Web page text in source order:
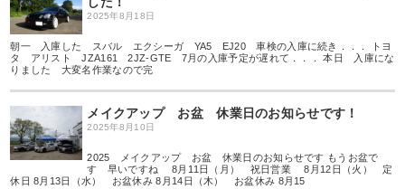
2025年8月18日
朝一 入庫した スバル エクシーガ YA5 EJ20 車検の入庫に続き．．． トヨ
タ アリスト JZA161 2JZ-GTE 7月の入庫予定が遅れて．．． 本日 入庫にな
りました 大変名作業なので完
メイクアップ お盆 休業日のお知らせです！
2025年8月10日
2025 メイクアップ お盆 休業日のお知らせです もうお盆で
す 早いですね 8月11日（月） 祝日営業 8月12日（火） 定
休日 8月13日（水） お盆休み 8月14日（木） お盆休み 8月15